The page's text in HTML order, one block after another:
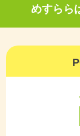
めすらら